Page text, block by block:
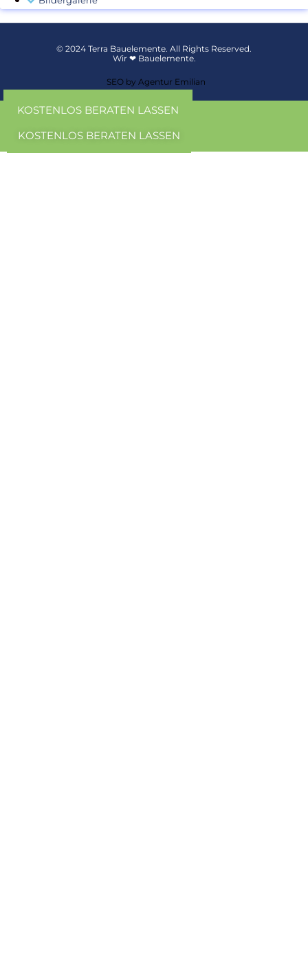
© 2024 Terra Bauelemente. All Rights Reserved.
Wir ❤ Bauelemente.
SEO by Agentur Emilian
KOSTENLOS BERATEN LASSEN
KOSTENLOS BERATEN LASSEN